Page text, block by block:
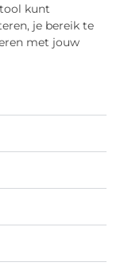
kunt
je bereik te
met jouw